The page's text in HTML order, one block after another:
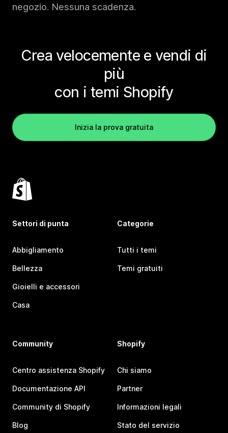
negozio. Nessuna scadenza.
Crea velocemente e vendi di
più
con i temi Shopify
Inizia la prova gratuita
Settori di punta
Abbigliamento
Bellezza
Gioielli e accessori
Casa
Categorie
Tutti i temi
Temi gratuiti
Community
Centro assistenza Shopify
Documentazione API
Community di Shopify
Blog
Shopify
Chi siamo
Partner
Informazioni legali
Stato del servizio